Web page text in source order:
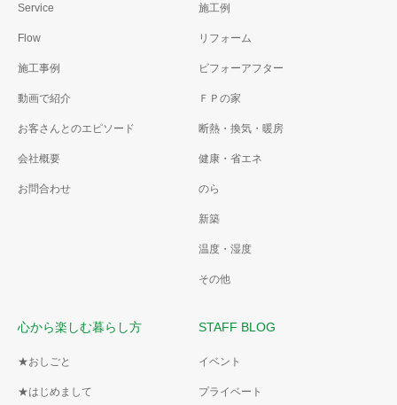
Service
Flow
施工事例
動画で紹介
お客さんとのエピソード
会社概要
お問合わせ
施工例
リフォーム
ビフォーアフター
ＦＰの家
断熱・換気・暖房
健康・省エネ
のら
新築
温度・湿度
その他
心から楽しむ暮らし方
★おしごと
★はじめまして
STAFF BLOG
イベント
プライベート